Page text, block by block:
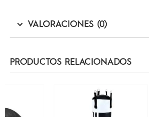
VALORACIONES (0)
PRODUCTOS RELACIONADOS